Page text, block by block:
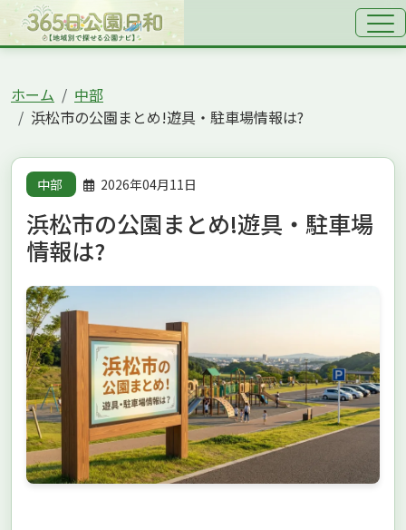
ホーム
中部
浜松市の公園まとめ!遊具・駐車場情報は?
中部 2026年04月11日
浜松市の公園まとめ!遊具・駐車場
情報は?